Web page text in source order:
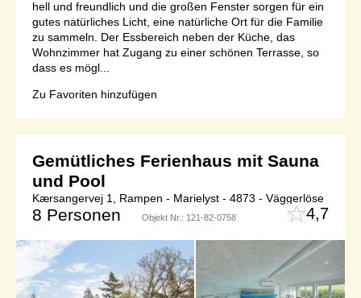
hell und freundlich und die großen Fenster sorgen für ein
gutes natürliches Licht, eine natürliche Ort für die Familie
zu sammeln. Der Essbereich neben der Küche, das
Wohnzimmer hat Zugang zu einer schönen Terrasse, so
dass es mögl...
Zu Favoriten hinzufügen
Gemütliches Ferienhaus mit Sauna
und Pool
Kærsangervej 1, Rampen - Marielyst - 4873 - Väggerlöse
8 Personen Objekt Nr.: 121-82-0758 4,7